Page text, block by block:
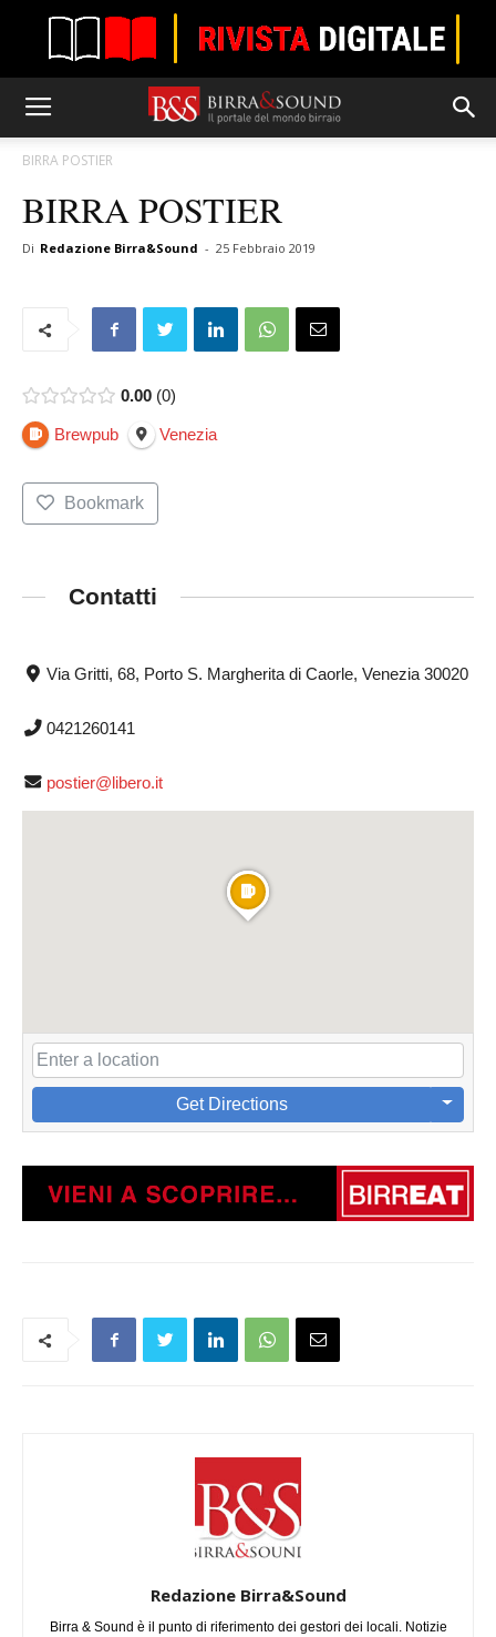
BIRRA POSTIER
BIRRA POSTIER
Di Redazione Birra&Sound - 25 Febbraio 2019
0.00 0
Brewpub Venezia
Bookmark
Contatti
Via Gritti, 68, Porto S. Margherita di Caorle, Venezia 30020
0421260141
postier@libero.it
Get Directions
Redazione Birra&Sound
Birra & Sound è il punto di riferimento dei gestori dei locali. Notizie